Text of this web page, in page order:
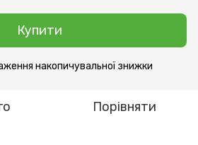
Купити
накопичувальної знижки
Порівняти